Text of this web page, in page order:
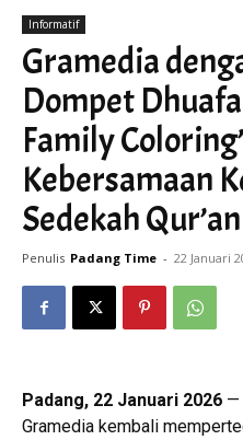
Informatif
Gramedia
Dompet
Family
Kebersamaan
Sedekah Qur’an
Penulis Padang Time - 22 Januari
Padang, 22 Januari 2026 —
Gramedia kembali